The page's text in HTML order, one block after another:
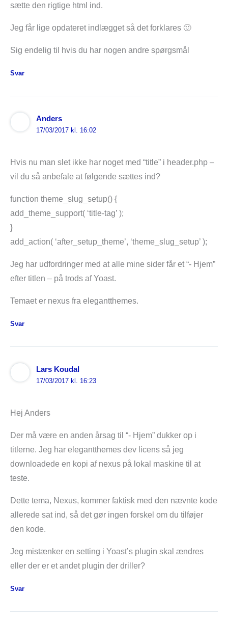
sætte den rigtige html ind.
Jeg får lige opdateret indlægget så det forklares 🙂
Sig endelig til hvis du har nogen andre spørgsmål
Svar
Anders
17/03/2017 kl. 16:02
Hvis nu man slet ikke har noget med “title” i header.php –
vil du så anbefale at følgende sættes ind?
function theme_slug_setup() {
add_theme_support( ‘title-tag’ );
}
add_action( ‘after_setup_theme’, ‘theme_slug_setup’ );
Jeg har udfordringer med at alle mine sider får et “- Hjem”
efter titlen – på trods af Yoast.
Temaet er nexus fra elegantthemes.
Svar
Lars Koudal
17/03/2017 kl. 16:23
Hej Anders
Der må være en anden årsag til “- Hjem” dukker op i
titlerne. Jeg har elegantthemes dev licens så jeg
downloadede en kopi af nexus på lokal maskine til at
teste.
Dette tema, Nexus, kommer faktisk med den nævnte kode
allerede sat ind, så det gør ingen forskel om du tilføjer
den kode.
Jeg mistænker en setting i Yoast’s plugin skal ændres
eller der er et andet plugin der driller?
Svar